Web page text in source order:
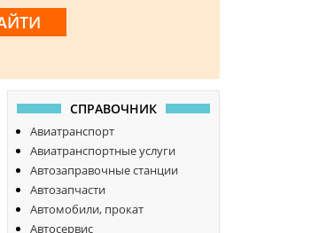
СПРАВОЧНИК
Авиатранспорт
Авиатранспортные услуги
Автозаправочные станции
Автозапчасти
Автомобили, прокат
Автосервис